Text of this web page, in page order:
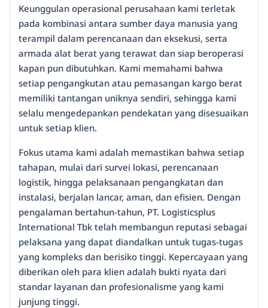
Keunggulan operasional perusahaan kami terletak
pada kombinasi antara sumber daya manusia yang
terampil dalam perencanaan dan eksekusi, serta
armada alat berat yang terawat dan siap beroperasi
kapan pun dibutuhkan. Kami memahami bahwa
setiap pengangkutan atau pemasangan kargo berat
memiliki tantangan uniknya sendiri, sehingga kami
selalu mengedepankan pendekatan yang disesuaikan
untuk setiap klien.
Fokus utama kami adalah memastikan bahwa setiap
tahapan, mulai dari survei lokasi, perencanaan
logistik, hingga pelaksanaan pengangkatan dan
instalasi, berjalan lancar, aman, dan efisien. Dengan
pengalaman bertahun-tahun, PT. Logisticsplus
International Tbk telah membangun reputasi sebagai
pelaksana yang dapat diandalkan untuk tugas-tugas
yang kompleks dan berisiko tinggi. Kepercayaan yang
diberikan oleh para klien adalah bukti nyata dari
standar layanan dan profesionalisme yang kami
junjung tinggi.